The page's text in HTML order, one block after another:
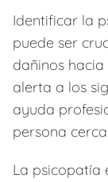
Identificar la
puede ser
dañinos
alerta a los
ayuda
persona
La psicopatía